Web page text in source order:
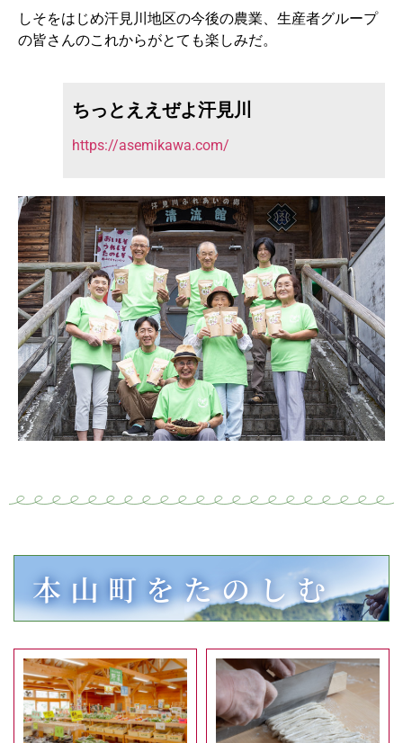
しそをはじめ汗見川地区の今後の農業、生産者グループ
の皆さんのこれからがとても楽しみだ。
ちっとええぜよ汗見川
https://asemikawa.com/
本山町をたのしむ